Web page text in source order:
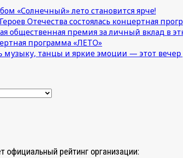
«Солнечный» лето становится ярче!
Отечества состоялась концертная
общественная премия за личный вклад в
программа «ЛЕТО»
музыку, танцы и яркие эмоции — этот вечер
рейтинг организации: